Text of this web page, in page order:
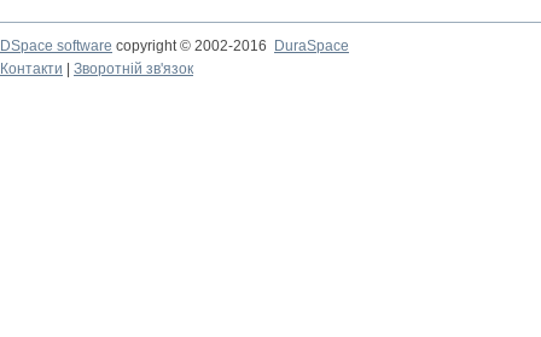
DSpace software copyright © 2002-2016
DuraSpace
Контакти
Зворотній зв'язок